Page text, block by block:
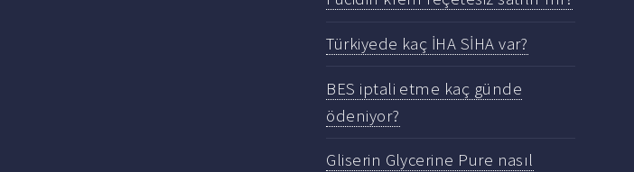
Türkiyede kaç İHA SİHA var?
BES iptali etme kaç günde
ödeniyor?
Gliserin Glycerine Pure nasıl